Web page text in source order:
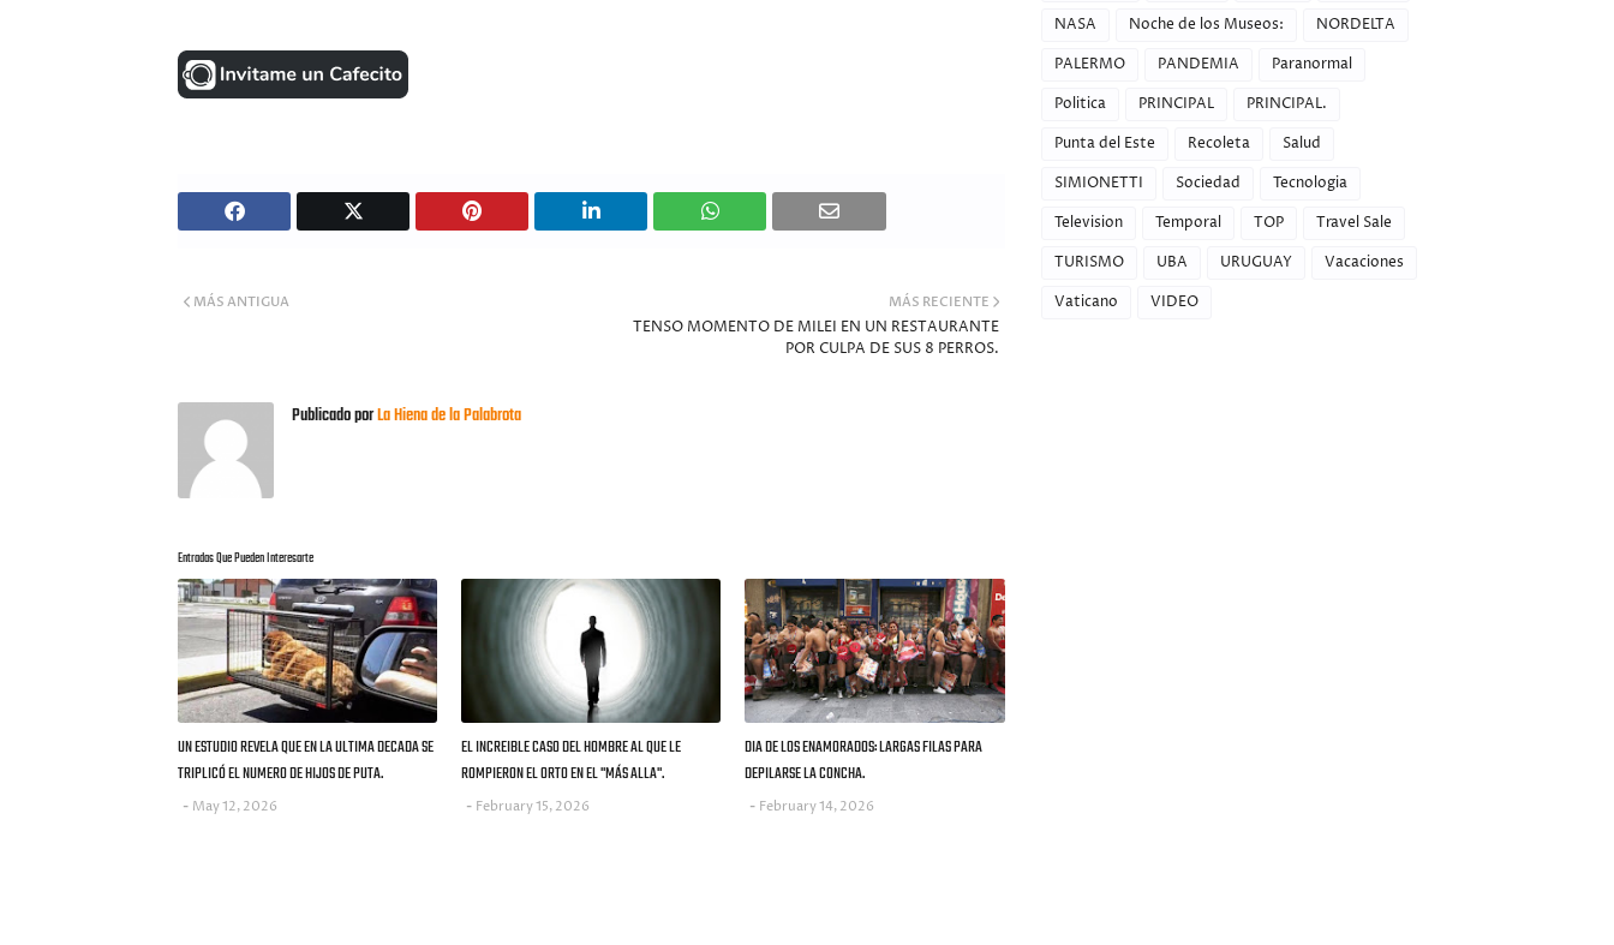
MÁS RECIENTE
TENSO MOMENTO DE MILEI EN UN RESTAURANTE
POR CULPA DE SUS 8 PERROS.
MÁS ANTIGUA
Publicado porLa Hiena de la Palabrota
Entradas Que Pueden Interesarte
UN ESTUDIO REVELA QUE EN LA ULTIMA DECADA SE
TRIPLICÓ EL NUMERO DE HIJOS DE PUTA.
May 12, 2026
EL INCREIBLE CASO DEL HOMBRE AL QUE LE
ROMPIERON EL ORTO EN EL "MÁS ALLA".
February 15, 2026
DIA DE LOS ENAMORADOS: LARGAS FILAS PARA
DEPILARSE LA CONCHA.
February 14, 2026
NASA
Noche de los Museos:
NORDELTA
PALERMO
PANDEMIA
Paranormal
Politica
PRINCIPAL
PRINCIPAL.
Punta del Este
Recoleta
Salud
SIMIONETTI
Sociedad
Tecnologia
Television
Temporal TOP
Travel Sale
TURISMO
UBA URUGUAY
Vacaciones
Vaticano
VIDEO